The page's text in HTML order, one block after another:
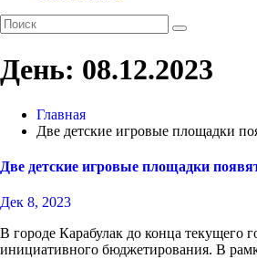
День: 08.12.2023
Главная
Две детские игровые площадки
Две детские игровые площадки
Дек 8, 2023
В городе Карабулак до конца текущего
инициативного бюджетирования. В